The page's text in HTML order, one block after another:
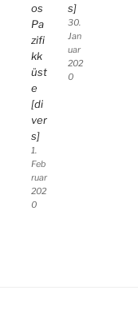
os
Pa
zifi
kk
üst
e
[di
ver
s]
1.
Feb
ruar
202
0
s]
30.
Jan
uar
202
0